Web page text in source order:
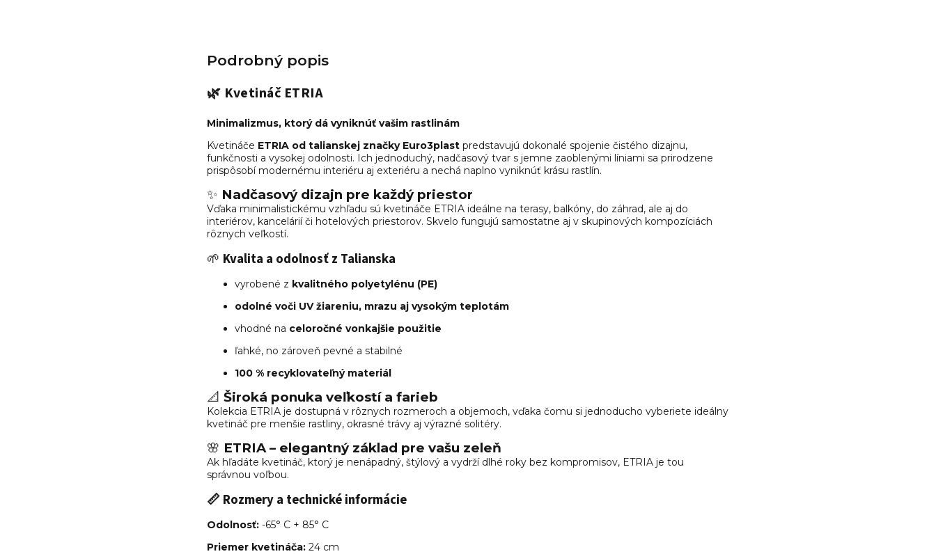
Podrobný popis
🌿 Kvetináč ETRIA
Minimalizmus, ktorý dá vyniknúť vašim rastlinám
Kvetináče ETRIA od talianskej značky Euro3plast predstavujú dokonalé spojenie čistého dizajnu,
funkčnosti a vysokej odolnosti. Ich jednoduchý, nadčasový tvar s jemne zaoblenými líniami sa prirodzene
prispôsobí modernému interiéru aj exteriéru a nechá naplno vyniknúť krásu rastlín.
✨ Nadčasový dizajn pre každý priestor
Vďaka minimalistickému vzhľadu sú kvetináče ETRIA ideálne na terasy, balkóny, do záhrad, ale aj do
interiérov, kancelárií či hotelových priestorov. Skvelo fungujú samostatne aj v skupinových kompozíciách
rôznych veľkostí.
🌱 Kvalita a odolnosť z Talianska
vyrobené z kvalitného polyetylénu (PE)
odolné voči UV žiareniu, mrazu aj vysokým teplotám
vhodné na celoročné vonkajšie použitie
ľahké, no zároveň pevné a stabilné
100 % recyklovateľný materiál
📐 Široká ponuka veľkostí a farieb
Kolekcia ETRIA je dostupná v rôznych rozmeroch a objemoch, vďaka čomu si jednoducho vyberiete ideálny
kvetináč pre menšie rastliny, okrasné trávy aj výrazné solitéry.
🌸 ETRIA – elegantný základ pre vašu zeleň
Ak hľadáte kvetináč, ktorý je nenápadný, štýlový a vydrží dlhé roky bez kompromisov, ETRIA je tou
správnou voľbou.
📏 Rozmery a technické informácie
Odolnosť: -65° C + 85° C
Priemer kvetináča: 24 cm